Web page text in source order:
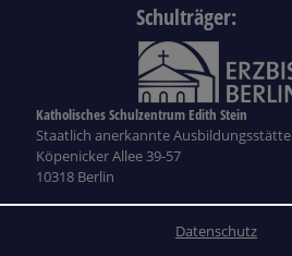
Schulträger:
Katholisches Schulzentrum Edith Stein
Staatlich anerkannte Ausbildungsstätte
Köpenicker Allee 39-57
10318 Berlin
Datenschutz